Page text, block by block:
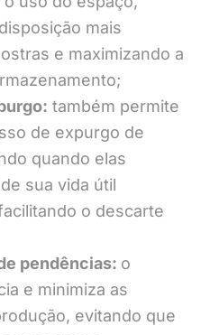
mais
e maximizando a
também permite
de expurgo de
quando elas
sua vida útil
o descarte
pendências: o
e minimiza as
evitando que